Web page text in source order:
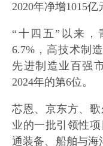
2020年净增1015亿
“十四五”以来，
6.7%，高技术制
先进制造业百强
2024年的第6位。
芯恩、京东方、
业的一批引领性
通装备、船舶与海